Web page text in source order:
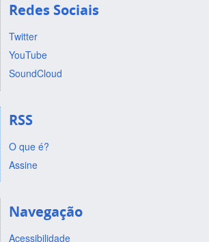
Redes Sociais
Twitter
YouTube
SoundCloud
RSS
O que é?
Assine
Navegação
Acessibilidade